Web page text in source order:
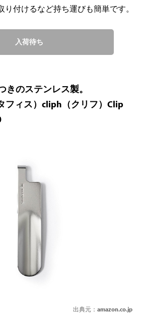
付けるなど持ち運びも簡単です。
入荷待ち
きのステンレス製。
フィス）cliph（クリフ）Clip
出典元： amazon.co.jp